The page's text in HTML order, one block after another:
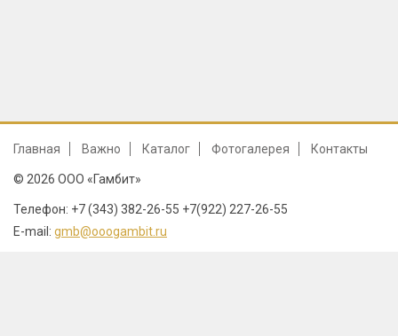
Главная Важно Каталог Фотогалерея Контакты
© 2026 ООО «Гамбит»
Телефон: +7 (343) 382-26-55 +7(922) 227-26-55
E-mail: gmb@ooogambit.ru